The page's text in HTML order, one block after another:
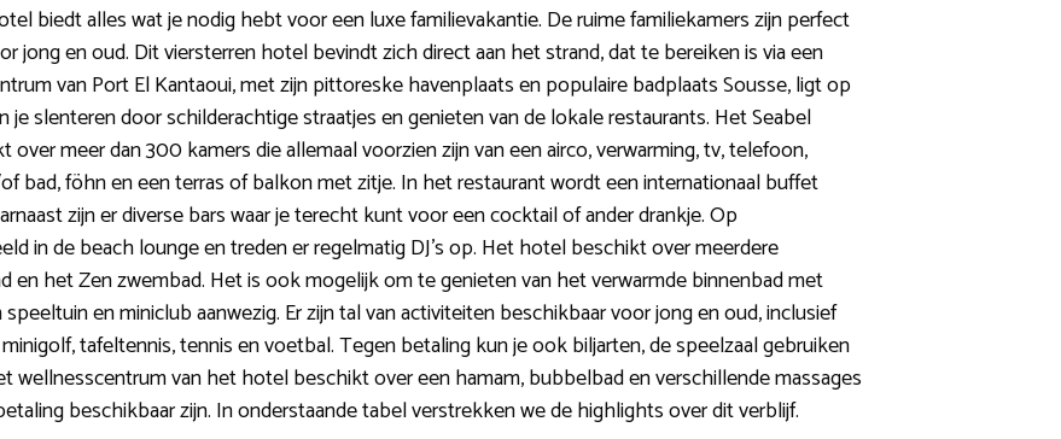
biedt alles wat je nodig hebt voor een luxe familievakantie. De ruime familiekamers zijn perfect
jong en oud. Dit viersterren hotel bevindt zich direct aan het strand, dat te bereiken is via een
van Port El Kantaoui, met zijn pittoreske havenplaats en populaire badplaats Sousse, ligt op
slenteren door schilderachtige straatjes en genieten van de lokale restaurants. Het Seabel
meer dan 300 kamers die allemaal voorzien zijn van een airco, verwarming, tv, telefoon,
bad, föhn en een terras of balkon met zitje. In het restaurant wordt een internationaal buffet
zijn er diverse bars waar je terecht kunt voor een cocktail of ander drankje. Op
in de beach lounge en treden er regelmatig DJ’s op. Het hotel beschikt over meerdere
en het Zen zwembad. Het is ook mogelijk om te genieten van het verwarmde binnenbad met
en miniclub aanwezig. Er zijn tal van activiteiten beschikbaar voor jong en oud, inclusief
tafeltennis, tennis en voetbal. Tegen betaling kun je ook biljarten, de speelzaal gebruiken
wellnesscentrum van het hotel beschikt over een hamam, bubbelbad en verschillende massages
beschikbaar zijn. In onderstaande tabel verstrekken we de highlights over dit verblijf.